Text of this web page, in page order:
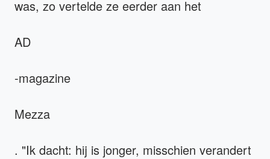
was, zo vertelde ze eerder aan het
AD
-magazine
Mezza
. "Ik dacht: hij is jonger, misschien verandert